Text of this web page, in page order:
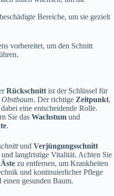
Bereiche, um sie gezielt
vorbereitet, um den Schnitt
Rückschnitt ist der Schlüssel für
Obstbaum. Der richtige Zeitpunkt,
eine entscheidende Rolle.
Sie das Wachstum und
.
und Verjüngungsschnitt
und langfristige Vitalität. Achten Sie
Äste zu entfernen, um Krankheiten
und kontinuierlicher Pflege
einen gesunden Baum.